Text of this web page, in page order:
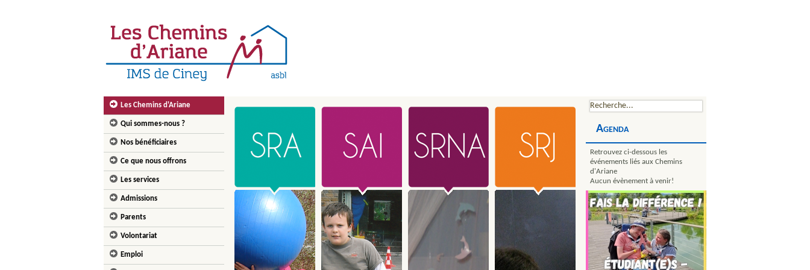
Les Chemins d'Ariane
Qui sommes-nous ?
Nos bénéficiaires
Ce que nous offrons
Les services
Admissions
Parents
Volontariat
Emploi
Agenda
Retrouvez ci-dessous les
événements liés aux Chemins
d'Ariane
Aucun évènement à venir!